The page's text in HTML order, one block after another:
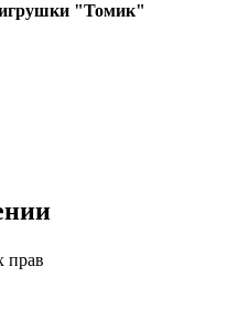
"Томик"
прав